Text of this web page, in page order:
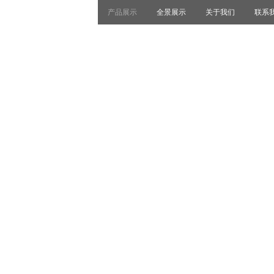
产品展示 全景展示 关于我们 联系